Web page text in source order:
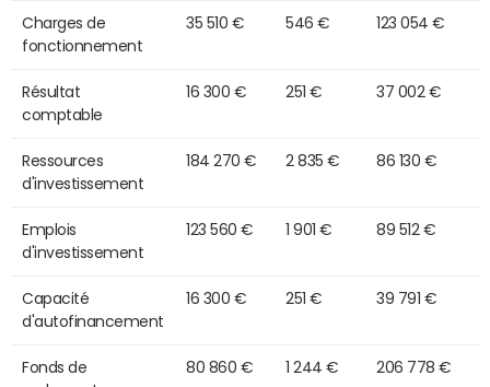
Charges de
fonctionnement
35 510 € 546 € 123 054 €
Résultat
comptable
16 300 € 251 € 37 002 €
Ressources
d'investissement
184 270 € 2 835 € 86 130 €
Emplois
d'investissement
123 560 € 1 901 € 89 512 €
Capacité
d'autofinancement
16 300 € 251 € 39 791 €
Fonds de
80 860 € 1 244 € 206 778 €